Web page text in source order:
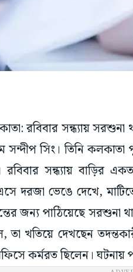
রবিবার সন্ধ্যায়
সন্দীপ সিং। তিনি
রবিবার সন্ধ্যায় বাড়ির
দরজা ভেঙে দেখে,
জন্য পাঠিয়েছে সরশুনা
খতিয়ে দেখছেন
কর্মরত ছিলেন।